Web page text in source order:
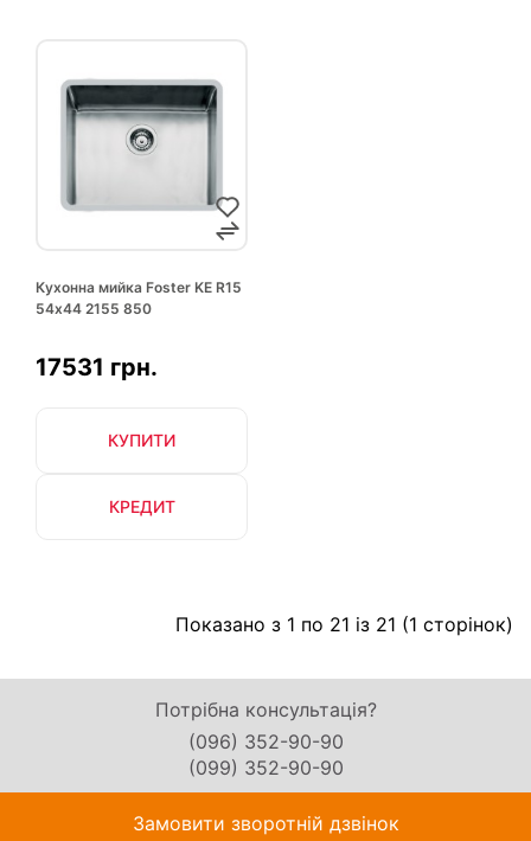
Кухонна мийка Foster KE R15
54х44 2155 850
17531 грн.
КУПИТИ
КРЕДИТ
Показано з 1 по 21 із 21 (1 сторінок)
Потрібна консультація?
(096) 352-90-90
(099) 352-90-90
Замовити зворотній дзвінок